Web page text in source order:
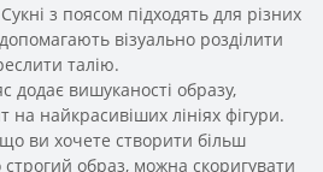
Сукні з поясом підходять для різних
візуально розділити
талію.
додає вишуканості образу,
найкрасивіших лініях фігури.
ви хочете створити більш
образ, можна скоригувати